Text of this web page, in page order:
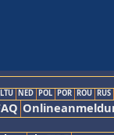
LTU NED POL POR ROU RUS